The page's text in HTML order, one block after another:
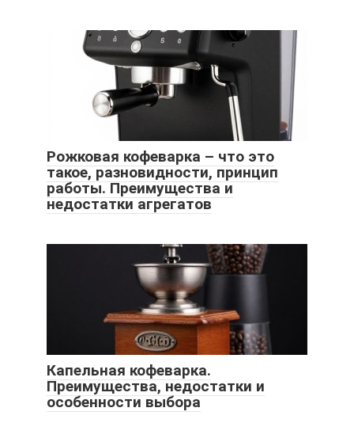
Рожковая кофеварка – что это
такое, разновидности, принцип
работы. Преимущества и
недостатки агрегатов
Капельная кофеварка.
Преимущества, недостатки и
особенности выбора